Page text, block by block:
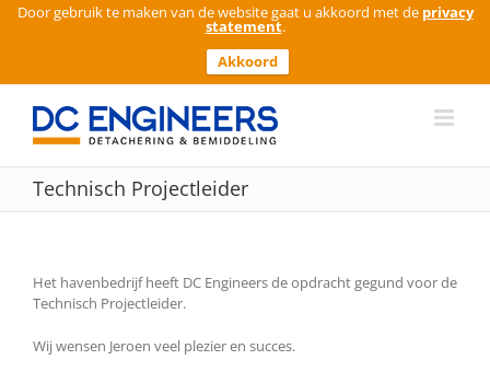
Door gebruik te maken van de website gaat u akkoord met de privacy
statement.
Akkoord
Ga
inhoud
Technisch Projectleider
Het havenbedrijf heeft DC Engineers de opdracht gegund voor de
Technisch Projectleider.
Wij wensen Jeroen veel plezier en succes.